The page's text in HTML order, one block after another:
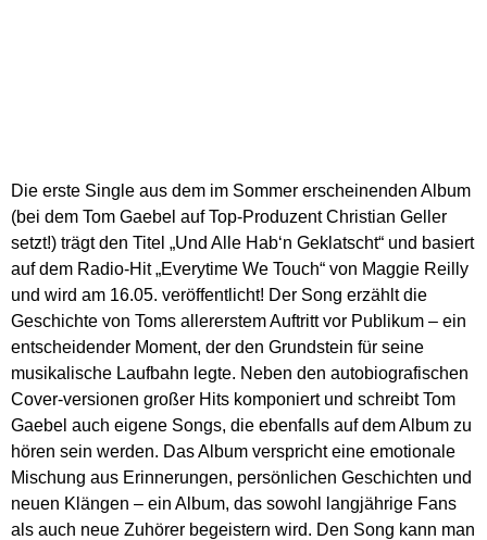
Die erste Single aus dem im Sommer erscheinenden Album
(bei dem Tom Gaebel auf Top-Produzent Christian Geller
setzt!) trägt den Titel „Und Alle Hab‘n Geklatscht“ und basiert
auf dem Radio-Hit „Everytime We Touch“ von Maggie Reilly
und wird am 16.05. veröffentlicht! Der Song erzählt die
Geschichte von Toms allererstem Auftritt vor Publikum – ein
entscheidender Moment, der den Grundstein für seine
musikalische Laufbahn legte. Neben den autobiografischen
Cover-versionen großer Hits komponiert und schreibt Tom
Gaebel auch eigene Songs, die ebenfalls auf dem Album zu
hören sein werden. Das Album verspricht eine emotionale
Mischung aus Erinnerungen, persönlichen Geschichten und
neuen Klängen – ein Album, das sowohl langjährige Fans
als auch neue Zuhörer begeistern wird. Den Song kann man